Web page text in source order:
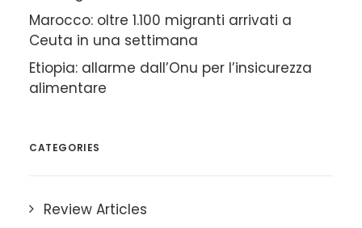
Marocco: oltre 1.100 migranti arrivati a
Ceuta in una settimana
Etiopia: allarme dall’Onu per l’insicurezza
alimentare
CATEGORIES
Review Articles